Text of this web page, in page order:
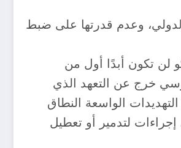
الدولي، وعدم قدرتها على ضبط
لن تكون أبدًا أول من
للاتحاد الروسي خرج عن التعهد الذي
الواسعة النطاق
لتدمير أو تعطيل